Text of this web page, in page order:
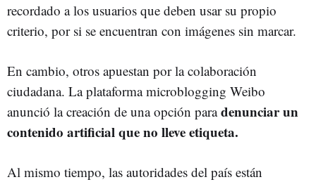
recordado a los usuarios que deben usar su propio
criterio, por si se encuentran con imágenes sin marcar.
En cambio, otros apuestan por la colaboración
ciudadana. La plataforma microblogging Weibo
anunció la creación de una opción paradenunciar un
contenido artificial que no lleve etiqueta.
Al mismo tiempo, las autoridades del país están